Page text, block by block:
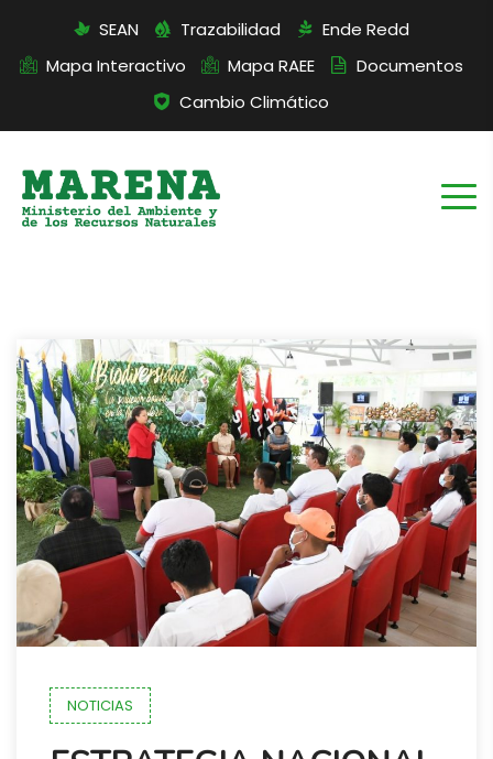
SEAN Trazabilidad
Ende Redd
Mapa Interactivo
Mapa RAEE
Documentos
Cambio Climático
NOTICIAS